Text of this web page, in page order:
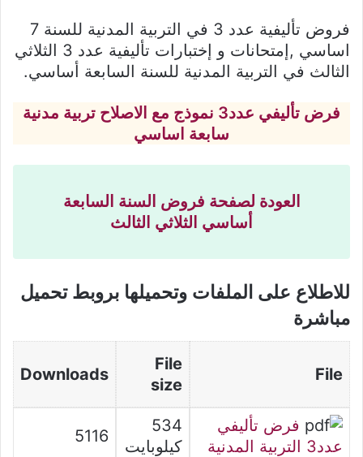
فروض تأليفية عدد 3 في التربية المدنية للسنة 7
اساسي ,إمتحانات و إختبارات تأليفية عدد 3 الثلاثي
الثالث في التربية المدنية للسنة السابعة أساسي.
فرض تأليفي عدد3 نموذج مع الاصلاح تربية مدنية
سابعة اساسي
العودة لصفحة فروض السنة السابعة
أساسي الثلاثي الثالث
للاطلاع على الملفات وتحميلها بروبط تحميل
مباشرة
File
File
size
Downloads
فرض تأليفي
عدد3 التربية المدنية
534
كيلوبايت
5116